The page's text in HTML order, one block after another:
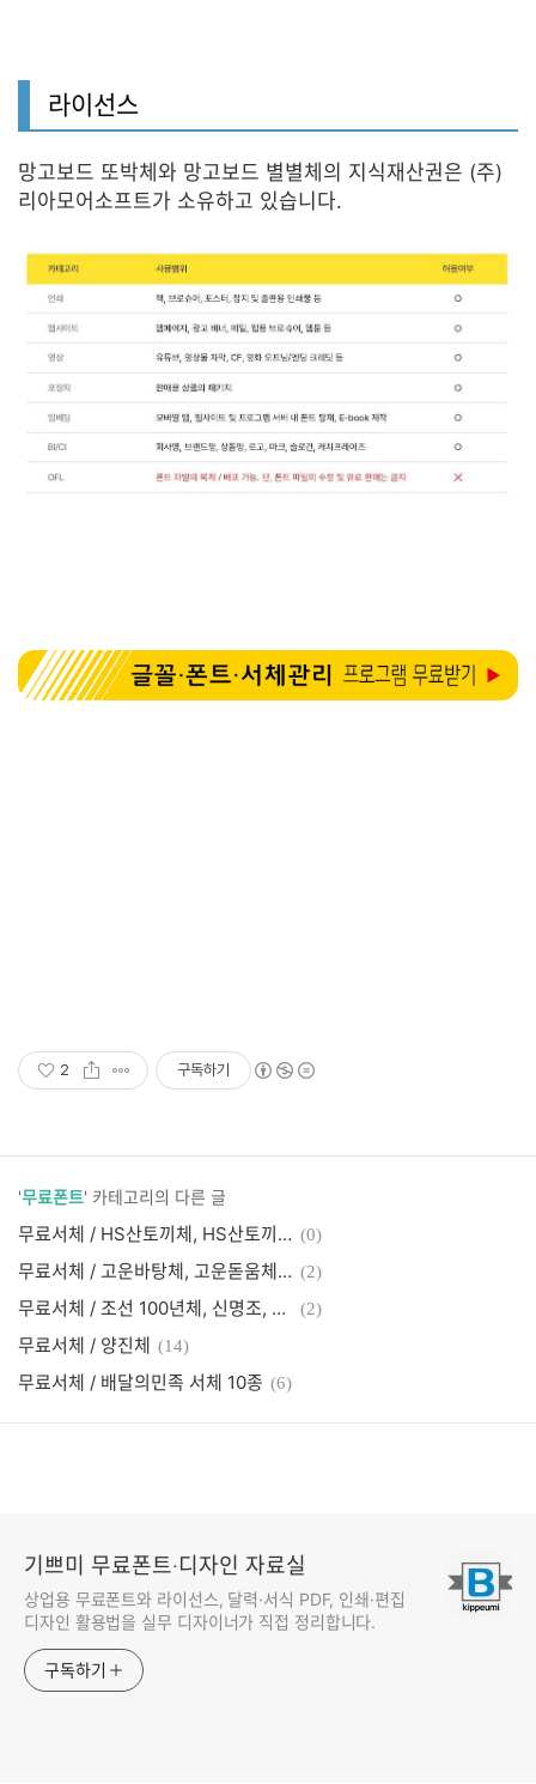
라이선스
망고보드 또박체와 망고보드 별별체의 지식재산권은 (주)
리아모어소프트가 소유하고 있습니다.
2 구독하기
'무료폰트' 카테고리의 다른 글
무료서체 / HS산토끼체, HS산토끼체 2.0 (0)
무료서체 / 고운바탕체, 고운돋움체, 동글체 (2)
무료서체 / 조선 100년체, 신명조, 굵은명조, 가는고딕, 굵은고딕, 견고딕, 굴림체, 궁서체, 로고체, 조선일보명조 (2)
무료서체 / 양진체 (14)
무료서체 / 배달의민족 서체 10종 (6)
기쁘미 무료폰트·디자인 자료실
상업용 무료폰트와 라이선스, 달력·서식 PDF, 인쇄·편집
디자인 활용법을 실무 디자이너가 직접 정리합니다.
구독하기